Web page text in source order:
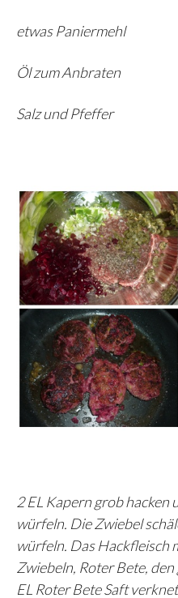
etwas Paniermehl
Öl zum Anbraten
Salz und Pfeffer
2 EL Kapern grob hacken
würfeln. Die Zwiebel
würfeln. Das Hackfleisch
Zwiebeln, Roter Bete,
EL Roter Bete Saft